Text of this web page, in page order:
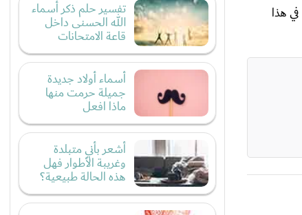
هذا
تفسير حلم ذكر أسماء
الله الحسنى داخل
قاعة الامتحانات
أسماء أولاد جديدة
جميلة حرمت منها
ماذا افعل
أشعر بأني متبلدة
وغريبة الأطوار فهل
هذه الحالة طبيعية؟